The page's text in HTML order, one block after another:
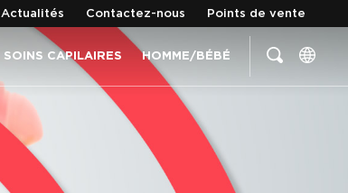
Actualités Contactez-nous Points de vente
SOINS CAPILAIRES HOMME/BÉBÉ